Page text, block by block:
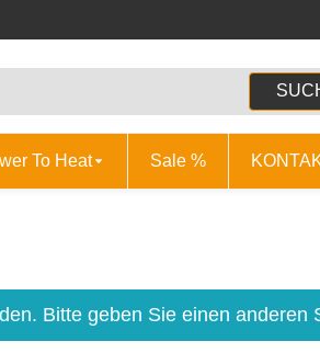
To Heat Sale %
Bitte geben Sie einen anderen